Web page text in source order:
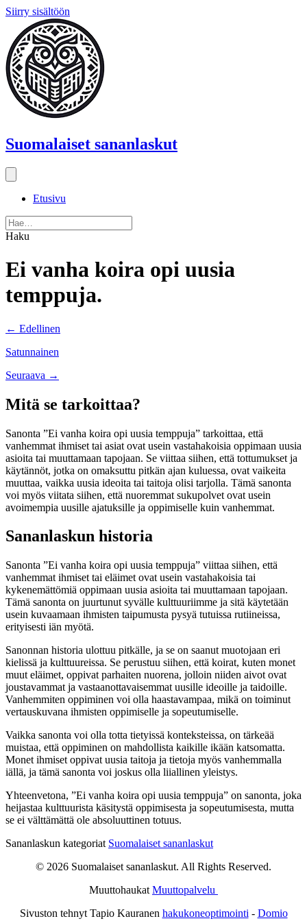
Siirry sisältöön
Suomalaiset sananlaskut
Etusivu
Haku
Ei vanha koira opi uusia
temppuja.
Posts
navigation
← Edellinen
Satunnainen
Posts
navigation
Seuraava →
Mitä se tarkoittaa?
Sanonta ”Ei vanha koira opi uusia temppuja” tarkoittaa, että
vanhemmat ihmiset tai asiat ovat usein vastahakoisia oppimaan uusia
asioita tai muuttamaan tapojaan. Se viittaa siihen, että tottumukset ja
käytännöt, jotka on omaksuttu pitkän ajan kuluessa, ovat vaikeita
muuttaa, vaikka uusia ideoita tai taitoja olisi tarjolla. Tämä sanonta
voi myös viitata siihen, että nuoremmat sukupolvet ovat usein
avoimempia uusille ajatuksille ja oppimiselle kuin vanhemmat.
Sananlaskun historia
Sanonta ”Ei vanha koira opi uusia temppuja” viittaa siihen, että
vanhemmat ihmiset tai eläimet ovat usein vastahakoisia tai
kykenemättömiä oppimaan uusia asioita tai muuttamaan tapojaan.
Tämä sanonta on juurtunut syvälle kulttuuriimme ja sitä käytetään
usein kuvaamaan ihmisten taipumusta pysyä tutuissa rutiineissa,
erityisesti iän myötä.
Sanonnan historia ulottuu pitkälle, ja se on saanut muotojaan eri
kielissä ja kulttuureissa. Se perustuu siihen, että koirat, kuten monet
muut eläimet, oppivat parhaiten nuorena, jolloin niiden aivot ovat
joustavammat ja vastaanottavaisemmat uusille ideoille ja taidoille.
Vanhemmiten oppiminen voi olla haastavampaa, mikä on toiminut
vertauskuvana ihmisten oppimiselle ja sopeutumiselle.
Vaikka sanonta voi olla totta tietyissä konteksteissa, on tärkeää
muistaa, että oppiminen on mahdollista kaikille ikään katsomatta.
Monet ihmiset oppivat uusia taitoja ja tietoja myös vanhemmalla
iällä, ja tämä sanonta voi joskus olla liiallinen yleistys.
Yhteenvetona, ”Ei vanha koira opi uusia temppuja” on sanonta, joka
heijastaa kulttuurista käsitystä oppimisesta ja sopeutumisesta, mutta
se ei välttämättä ole absoluuttinen totuus.
Sananlaskun kategoriat Suomalaiset sananlaskut
© 2026 Suomalaiset sananlaskut. All Rights Reserved.
Muuttohaukat Muuttopalvelu
Sivuston tehnyt Tapio Kauranen hakukoneoptimointi - Domio